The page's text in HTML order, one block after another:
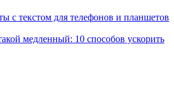
с текстом для телефонов и планшетов
медленный: 10 способов ускорить